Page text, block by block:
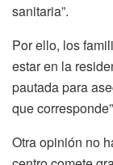
sanitaria”.
Por ello, los
estar en la
pautada para
que
Otra opinión no